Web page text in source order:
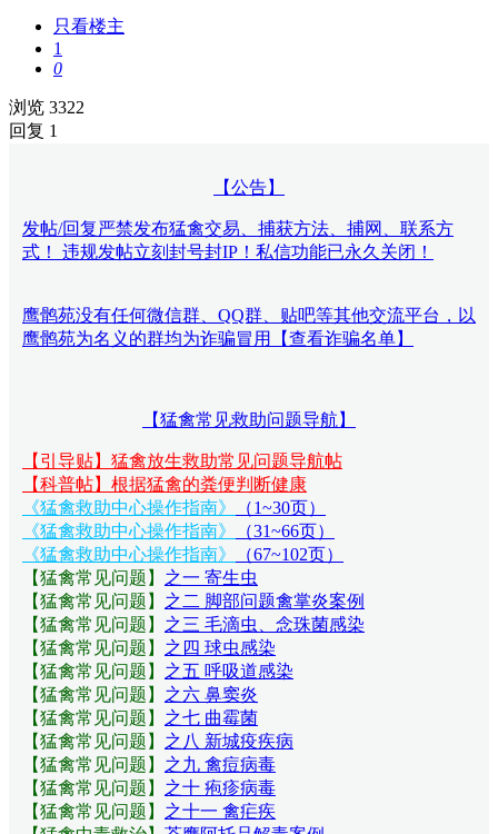
只看楼主
1
0
浏览 3322
回复 1
【公告】
发帖/回复严禁发布猛禽交易、捕获方法、捕网、联系方
式！ 违规发帖立刻封号封IP！私信功能已永久关闭！
鹰鹘苑没有任何微信群、QQ群、贴吧等其他交流平台，以
鹰鹘苑为名义的群均为诈骗冒用【查看诈骗名单】
【猛禽常见救助问题导航】
【引导贴】猛禽放生救助常见问题导航帖
【科普帖】根据猛禽的粪便判断健康
《猛禽救助中心操作指南》
（1~30页）
《猛禽救助中心操作指南》
（31~66页）
《猛禽救助中心操作指南》
（67~102页）
【猛禽常见问题 】 之一 寄生虫
【猛禽常见问题 】 之二 脚部问题禽掌炎案例
【猛禽常见问题 】 之三 毛滴虫、念珠菌感染
【猛禽常见问题 】 之四 球虫感染
【猛禽常见问题 】 之五 呼吸道感染
【猛禽常见问题 】 之六 鼻窦炎
【猛禽常见问题 】 之七 曲霉菌
【猛禽常见问题 】 之八 新城疫疾病
【猛禽常见问题 】 之九 禽痘病毒
【猛禽常见问题 】 之十 疱疹病毒
【猛禽常见问题 】 之十一 禽疟疾